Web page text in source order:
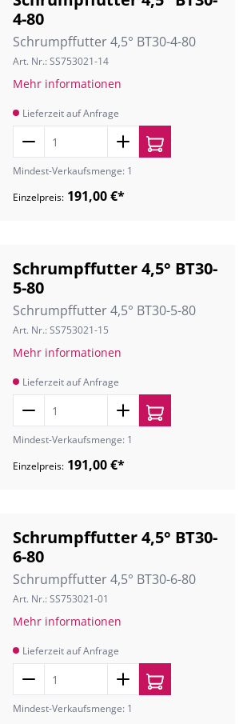
4-80
Schrumpffutter 4,5° BT30-4-80
Art. Nr.: SS753021-14
Mehr informationen
Lieferzeit auf Anfrage
Mindest-Verkaufsmenge: 1
Einzelpreis: 191,00 €*
Schrumpffutter 4,5° BT30-
5-80
Schrumpffutter 4,5° BT30-5-80
Art. Nr.: SS753021-15
Mehr informationen
Lieferzeit auf Anfrage
Mindest-Verkaufsmenge: 1
Einzelpreis: 191,00 €*
Schrumpffutter 4,5° BT30-
6-80
Schrumpffutter 4,5° BT30-6-80
Art. Nr.: SS753021-01
Mehr informationen
Lieferzeit auf Anfrage
Mindest-Verkaufsmenge: 1